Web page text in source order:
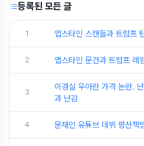
등록된 모든 글
1 엡스타인 스캔들과 트럼프
2 앱스타인 문건과 트럼프 레
3
이경실 우아란 가격 논란.
과 난감
4 문재인 유튜브 데뷔 평산책